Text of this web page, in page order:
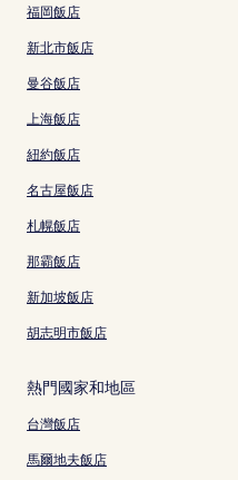
福岡飯店
新北市飯店
曼谷飯店
上海飯店
紐約飯店
名古屋飯店
札幌飯店
那霸飯店
新加坡飯店
胡志明市飯店
熱門國家和地區
台灣飯店
馬爾地夫飯店